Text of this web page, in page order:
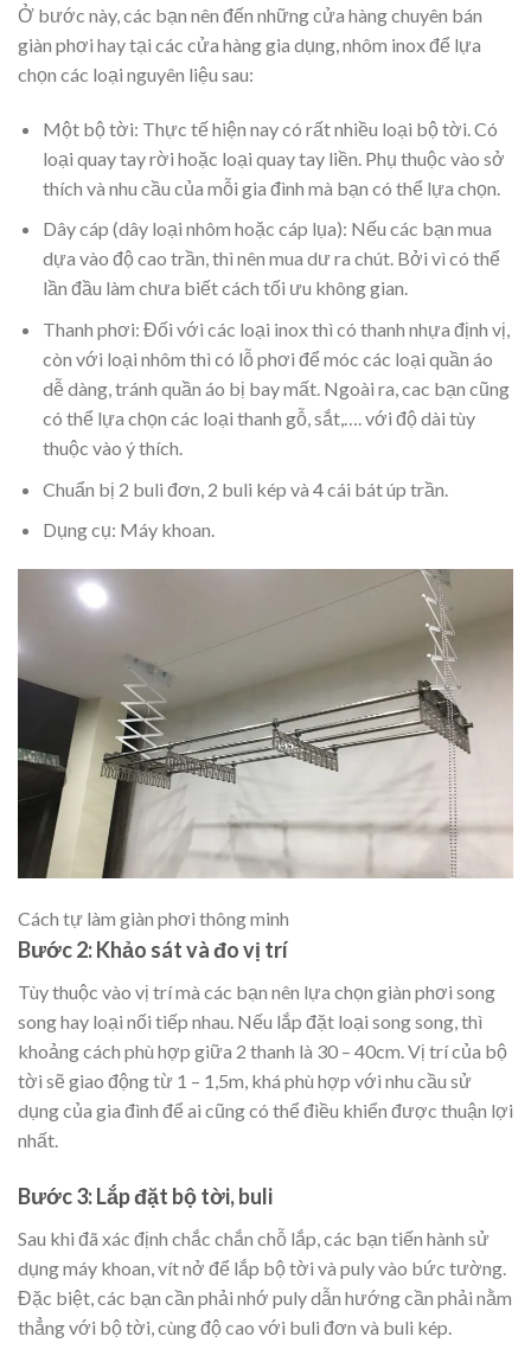
Ở bước này, các bạn nên đến những cửa hàng chuyên bán
giàn phơi hay tại các cửa hàng gia dụng, nhôm inox để lựa
chọn các loại nguyên liệu sau:
Một bộ tời: Thực tế hiện nay có rất nhiều loại bộ tời. Có
loại quay tay rời hoặc loại quay tay liền. Phụ thuộc vào sở
thích và nhu cầu của mỗi gia đình mà bạn có thể lựa chọn.
Dây cáp (dây loại nhôm hoặc cáp lụa): Nếu các bạn mua
dựa vào độ cao trần, thì nên mua dư ra chút. Bởi vì có thể
lần đầu làm chưa biết cách tối ưu không gian.
Thanh phơi: Đối với các loại inox thì có thanh nhựa định vị,
còn với loại nhôm thì có lỗ phơi để móc các loại quần áo
dễ dàng, tránh quần áo bị bay mất. Ngoài ra, cac bạn cũng
có thể lựa chọn các loại thanh gỗ, sắt,…. với độ dài tùy
thuộc vào ý thích.
Chuẩn bị 2 buli đơn, 2 buli kép và 4 cái bát úp trần.
Dụng cụ: Máy khoan.
Cách tự làm giàn phơi thông minh
Bước 2: Khảo sát và đo vị trí
Tùy thuộc vào vị trí mà các bạn nên lựa chọn giàn phơi song
song hay loại nối tiếp nhau. Nếu lắp đặt loại song song, thì
khoảng cách phù hợp giữa 2 thanh là 30 – 40cm. Vị trí của bộ
tời sẽ giao động từ 1 – 1,5m, khá phù hợp với nhu cầu sử
dụng của gia đình để ai cũng có thể điều khiển được thuận lợi
nhất.
Bước 3: Lắp đặt bộ tời, buli
Sau khi đã xác định chắc chắn chỗ lắp, các bạn tiến hành sử
dụng máy khoan, vít nở để lắp bộ tời và puly vào bức tường.
Đặc biệt, các bạn cần phải nhớ puly dẫn hướng cần phải nằm
thẳng với bộ tời, cùng độ cao với buli đơn và buli kép.